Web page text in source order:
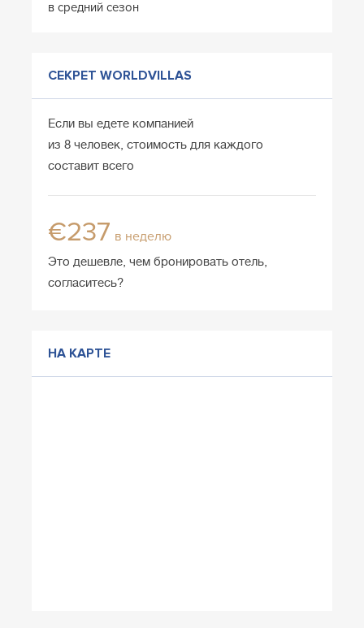
в средний сезон
СЕКРЕТ WORLDVILLAS
Если вы едете компанией
из 8 человек, стоимость для каждого
составит всего
€237 в неделю
Это дешевле, чем бронировать отель,
согласитесь?
НА КАРТЕ